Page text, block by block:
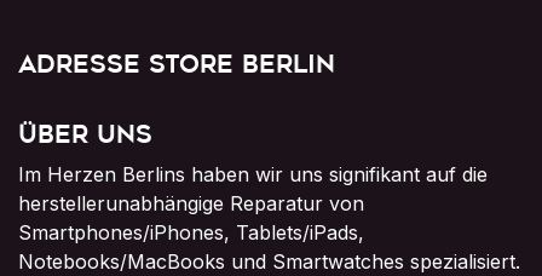
Adresse Store Berlin
Über uns
Im Herzen Berlins haben wir uns signifikant auf die
herstellerunabhängige Reparatur von
Smartphones/iPhones, Tablets/iPads,
Notebooks/MacBooks und Smartwatches spezialisiert.